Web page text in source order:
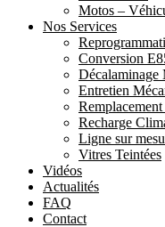
Motos –
Nos Services
Conversion
Décalaminage
Entretien
Recharge
Ligne sur
Vitres Teintées
Vidéos
Actualités
FAQ
Contact